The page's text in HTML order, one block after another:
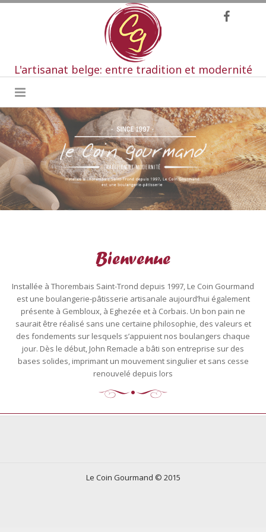
L'artisanat belge: entre tradition et modernité
Bienvenue
Installée à Thorembais Saint-Trond depuis 1997, Le Coin Gourmand
est une boulangerie-pâtisserie artisanale aujourd’hui également
présente à Gembloux, à Eghezée et à Corbais. Un bon pain ne
saurait être réalisé sans une certaine philosophie, des valeurs et
des fondements sur lesquels s’appuient nos boulangers chaque
jour. Dès le début, John Remacle a bâti son entreprise sur des
bases solides, imprimant un mouvement singulier et sans cesse
renouvelé depuis lors
Le Coin Gourmand © 2015